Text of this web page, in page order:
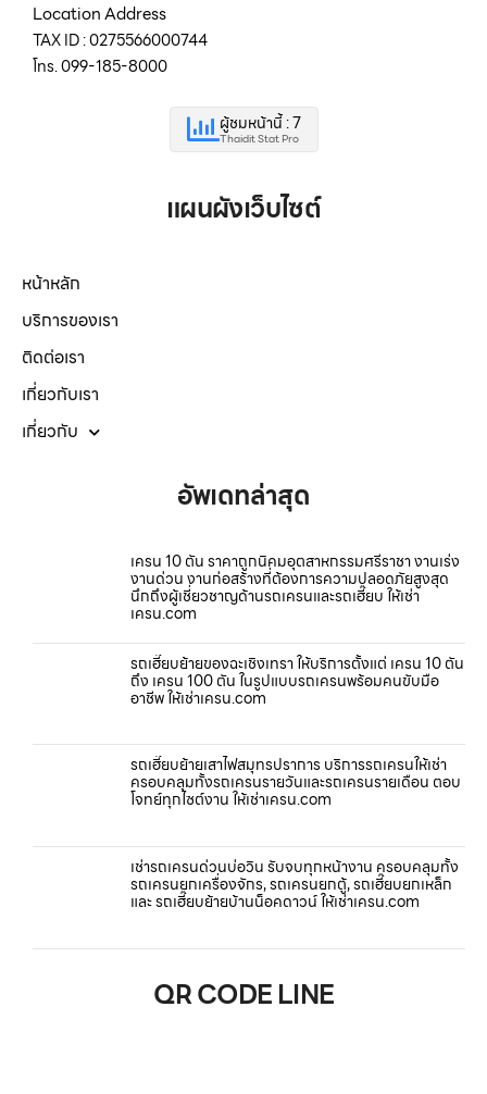
Location Address
TAX ID : 0275566000744
โทร. 099-185-8000
ผู้ชมหน้านี้ : 7
Thaidit Stat Pro
แผนผังเว็บไซต์
หน้าหลัก
บริการของเรา
ติดต่อเรา
เกี่ยวกับเรา
เกี่ยวกับ
อัพเดทล่าสุด
เครน 10 ตัน ราคาถูกนิคมอุตสาหกรรมศรีราชา งานเร่ง
งานด่วน งานก่อสร้างที่ต้องการความปลอดภัยสูงสุด
นึกถึงผู้เชี่ยวชาญด้านรถเครนและรถเฮี๊ยบ ให้เช่า
เครน.com
รถเฮี๊ยบย้ายของฉะเชิงเทรา ให้บริการตั้งแต่ เครน 10 ตัน
ถึง เครน 100 ตัน ในรูปแบบรถเครนพร้อมคนขับมือ
อาชีพ ให้เช่าเครน.com
รถเฮี๊ยบย้ายเสาไฟสมุทรปราการ บริการรถเครนให้เช่า
ครอบคลุมทั้งรถเครนรายวันและรถเครนรายเดือน ตอบ
โจทย์ทุกไซต์งาน ให้เช่าเครน.com
เช่ารถเครนด่วนบ่อวิน รับจบทุกหน้างาน ครอบคลุมทั้ง
รถเครนยกเครื่องจักร, รถเครนยกตู้, รถเฮี๊ยบยกเหล็ก
และ รถเฮี๊ยบย้ายบ้านน็อคดาวน์ ให้เช่าเครน.com
QR CODE LINE